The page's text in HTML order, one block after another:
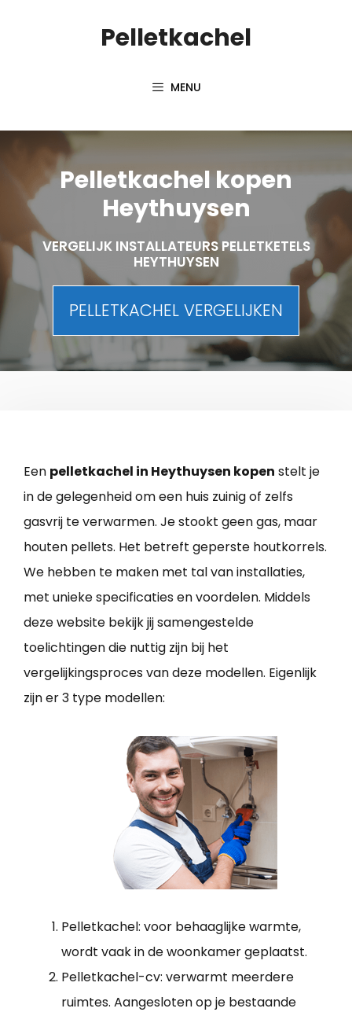
Pelletkachel
MENU
Pelletkachel kopen
Heythuysen
VERGELIJK INSTALLATEURS PELLETKETELS
HEYTHUYSEN
PELLETKACHEL VERGELIJKEN
Een pelletkachel in Heythuysen kopen stelt je
in de gelegenheid om een huis zuinig of zelfs
gasvrij te verwarmen. Je stookt geen gas, maar
houten pellets. Het betreft geperste houtkorrels.
We hebben te maken met tal van installaties,
met unieke specificaties en voordelen. Middels
deze website bekijk jij samengestelde
toelichtingen die nuttig zijn bij het
vergelijkingsproces van deze modellen. Eigenlijk
zijn er 3 type modellen:
Pelletkachel: voor behaaglijke warmte,
wordt vaak in de woonkamer geplaatst.
Pelletkachel-cv: verwarmt meerdere
ruimtes. Aangesloten op je bestaande